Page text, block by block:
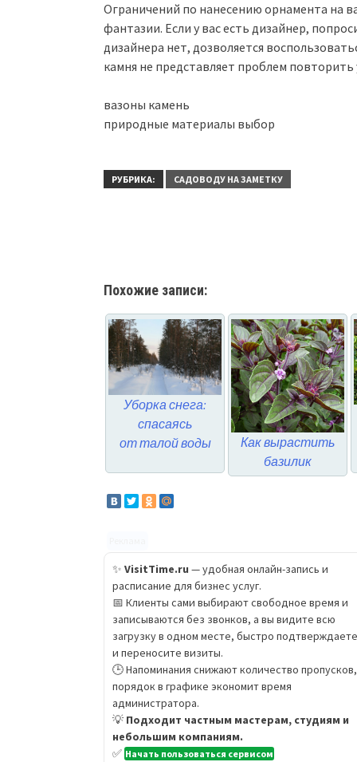
Ограничений по нанесению орнамента на
фантазии. Если у вас есть дизайнер,
дизайнера нет, дозволяется
камня не представляет проблем повторить
вазоны камень
природные материалы выбор
РУБРИКА: САДОВОДУ НА ЗАМЕТКУ
Похожие записи:
Уборка снега:
спасаясь
от талой воды
Как вырастить
базилик
✨ VisitTime.ru — удобная онлайн-запись и
расписание для бизнес услуг.
📅 Клиенты сами выбирают свободное время и
записываются без звонков, а вы видите всю
загрузку в одном месте, быстро подтверждаете
и переносите визиты.
🕒 Напоминания снижают количество
порядок в графике экономит время
администратора.
💡 Подходит частным мастерам, студиям и
небольшим компаниям.
✅ Начать пользоваться сервисом